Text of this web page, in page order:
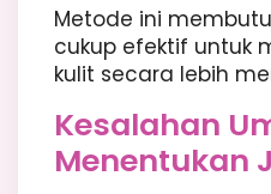
Metode ini
cukup efektif untuk
kulit secara lebih
Kesalahan
Menentukan